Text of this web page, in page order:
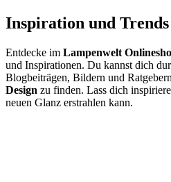
Inspiration und
Entdecke im Lampenwelt
und Inspirationen. Du kannst dich
Blogbeiträgen, Bildern und
Design zu finden. Lass dich
neuen Glanz erstrahlen kann.